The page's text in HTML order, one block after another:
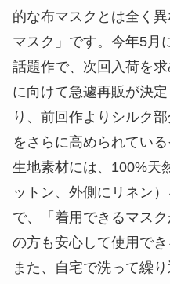
的な布マスクとは全く
マスク」です。今年5月
話題作で、次回入荷を
に向けて急遽再販が決
り、前回作よりシルク
をさらに高められている
生地素材には、100%天
ットン、外側にリネン
で、「着用できるマス
の方も安心して使用でき
また、自宅で洗って繰